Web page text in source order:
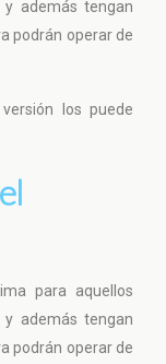
además tengan
podrán operar de
los puede
para aquellos
además tengan
podrán operar de